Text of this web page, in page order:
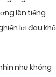
lên tiếng
lợi đau khổ
như không